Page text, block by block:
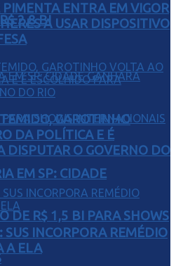
2,8 BI
EM SP: CIDADE
DE R$ 1,5 BI PARA SHOWS
PIMENTA ENTRA EM VIGOR
A USAR DISPOSITIVO
GAROTINHO
DA POLÍTICA E É
DISPUTAR O GOVERNO DO
INCORPORA REMÉDIO
A ELA